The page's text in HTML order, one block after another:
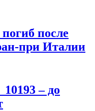
после
при Италии
– до